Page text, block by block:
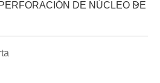
DE NÚCLEO DE